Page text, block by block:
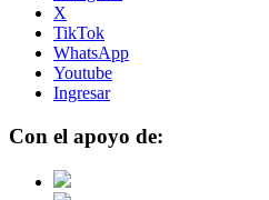
X
TikTok
WhatsApp
Youtube
Ingresar
Con el apoyo de: